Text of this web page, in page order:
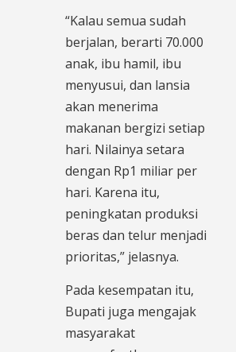
“Kalau semua sudah
berjalan, berarti 70.000
anak, ibu hamil, ibu
menyusui, dan lansia
akan menerima
makanan bergizi setiap
hari. Nilainya setara
dengan Rp1 miliar per
hari. Karena itu,
peningkatan produksi
beras dan telur menjadi
prioritas,” jelasnya.
Pada kesempatan itu,
Bupati juga mengajak
masyarakat